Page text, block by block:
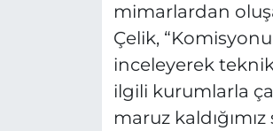
mimarlardan
Çelik,
inceleyerek
ilgili kurumlarla
maruz